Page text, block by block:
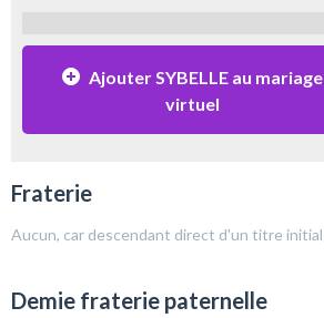
Ajouter SYBELLE au mariage
virtuel
Fraterie
Aucun, car descendant direct d'un titre
Demie fraterie paternelle